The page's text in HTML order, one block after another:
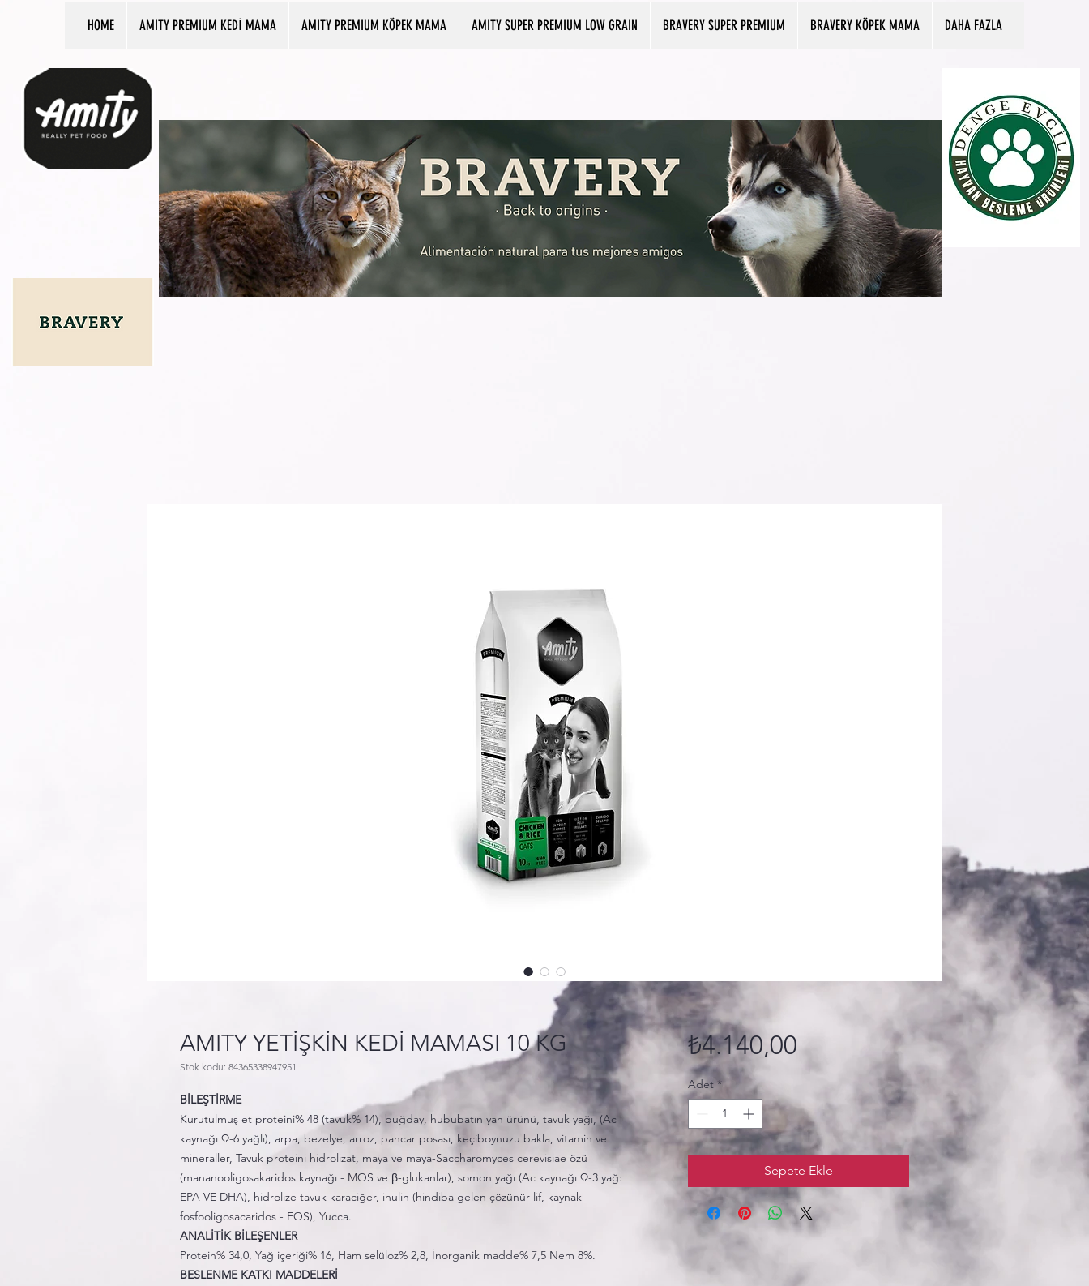
HOME AMITY PREMIUM KEDİ MAMA AMITY PREMIUM KÖPEK MAMA AMITY SUPER PREMIUM LOW GRAIN BRAVERY SUPER PREMIUM BRAVERY KÖPEK MAMA DAHA FAZLA
AMITY YETİŞKİN KEDİ MAMASI 10 KG
Stok kodu: 84365338947951
BİLEŞTİRME
Kurutulmuş et proteini% 48 (tavuk% 14), buğday, hububatın yan ürünü, tavuk yağı, (Ac
kaynağı Ω-6 yağlı), arpa, bezelye, arroz, pancar posası, keçiboynuzu bakla, vitamin ve
mineraller, Tavuk proteini hidrolizat, maya ve maya-Saccharomyces cerevisiae özü
(mananooligosakaridos kaynağı - MOS ve β-glukanlar), somon yağı (Ac kaynağı Ω-3 yağ:
EPA VE DHA), hidrolize tavuk karaciğer, inulin (hindiba gelen çözünür lif, kaynak
fosfooligosacaridos - FOS), Yucca.
ANALİTİK BİLEŞENLER
Protein% 34,0, Yağ içeriği% 16, Ham selüloz% 2,8, İnorganik madde% 7,5 Nem 8%.
BESLENME KATKI MADDELERİ
₺4.140,00Fiyat
Adet *
Sepete Ekle